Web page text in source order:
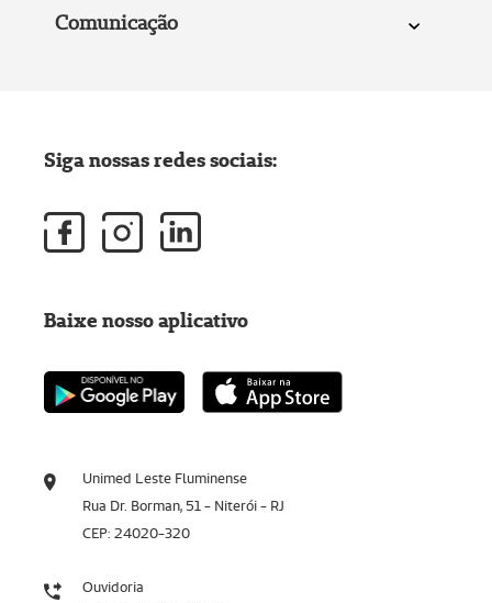
Comunicação
Unimed Leste Fluminense
Rua Dr. Borman, 51 - Niterói - RJ
CEP: 24020-320
Ouvidoria
Siga nossas redes sociais:
Baixe nosso aplicativo